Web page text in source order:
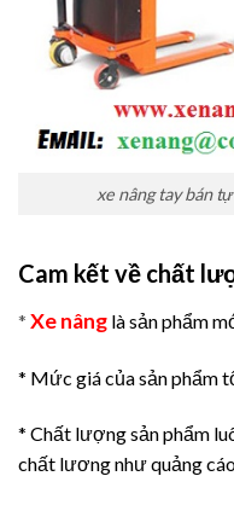
xe nâng tay bán
Cam kết về chất
* Xe nâng là sản phẩm
* Mức giá của sản phẩm
* Chất lượng sản phẩm
chất lương như quảng